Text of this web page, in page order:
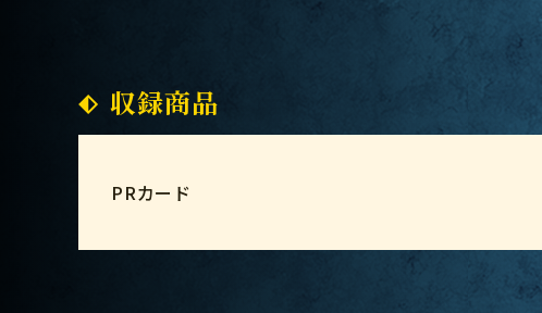
収録商品
PRカード